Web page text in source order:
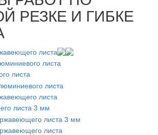
РЕЗКЕ И ГИБКЕ